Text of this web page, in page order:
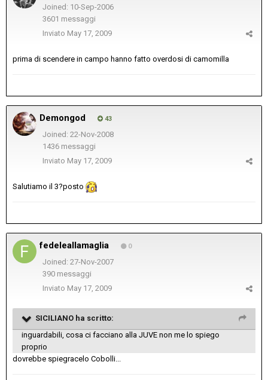
Joined: 10-Sep-2006
3601 messaggi
Inviato May 17, 2009
prima di scendere in campo hanno fatto overdosi di camomilla
Demongod 43
Joined: 22-Nov-2008
1436 messaggi
Inviato May 17, 2009
Salutiamo il 3?posto
fedeleallamaglia 0
Joined: 27-Nov-2007
390 messaggi
Inviato May 17, 2009
SICILIANO ha scritto:
inguardabili, cosa ci facciano alla JUVE non me lo spiego
proprio
dovrebbe spiegracelo Cobolli...